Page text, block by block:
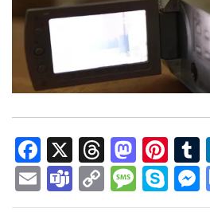
Facebook
X Threads
EmailTeams
Copy
Link